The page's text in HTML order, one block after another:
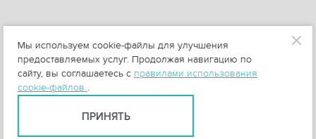
Мы используем cookie-файлы для улучшения
предоставляемых услуг. Продолжая навигацию по
сайту, вы соглашаетесь с правилами использования
cookie-файлов .
ПРИНЯТЬ